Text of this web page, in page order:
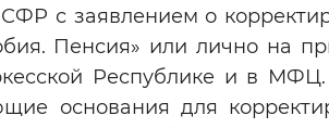
СФР с заявлением о
Пенсия» или лично на
Республике и в
основания для